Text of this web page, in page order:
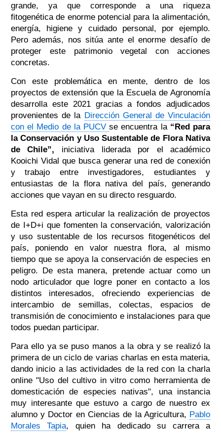
grande, ya que corresponde a una riqueza
fitogenética de enorme potencial para la alimentación,
energía, higiene y cuidado personal, por ejemplo.
Pero además, nos sitúa ante el enorme desafío de
proteger este patrimonio vegetal con acciones
concretas.
Con este problemática en mente, dentro de los
proyectos de extensión que la Escuela de Agronomía
desarrolla este 2021 gracias a fondos adjudicados
provenientes de la Dirección General de Vinculación
con el Medio de la PUCVse encuentra la “Red para
la Conservación y Uso Sustentable de Flora Nativa
de Chile”, iniciativa liderada por el académico
Kooichi Vidal que busca generar una red de conexión
y trabajo entre investigadores, estudiantes y
entusiastas de la flora nativa del país, generando
acciones que vayan en su directo resguardo.
Esta red espera articular la realización de proyectos
de I+D+i que fomenten la conservación, valorización
y uso sustentable de los recursos fitogenéticos del
país, poniendo en valor nuestra flora, al mismo
tiempo que se apoya la conservación de especies en
peligro. De esta manera, pretende actuar como un
nodo articulador que logre poner en contacto a los
distintos interesados, ofreciendo experiencias de
intercambio de semillas, colectas, espacios de
transmisión de conocimiento e instalaciones para que
todos puedan participar.
Para ello ya se puso manos a la obra y se realizó la
primera de un ciclo de varias charlas en esta materia,
dando inicio a las actividades de la red con la charla
online "Uso del cultivo in vitro como herramienta de
domesticación de especies nativas", una instancia
muy interesante que estuvo a cargo de nuestro ex
alumno y Doctor en Ciencias de la Agricultura, Pablo
Morales Tapia, quien ha dedicado su carrera a